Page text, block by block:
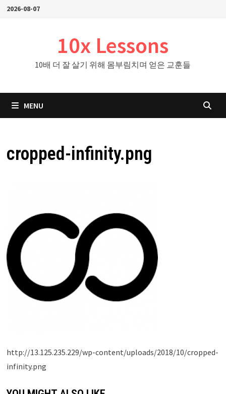
Skip2026-08-07
10x Lessons
10배 더 잘 살기 위해 몸부림치며 얻은 교훈들
MENU
cropped-infinity.png
http://13.125.235.229/wp-content/uploads/2018/10/cropped-
infinity.png